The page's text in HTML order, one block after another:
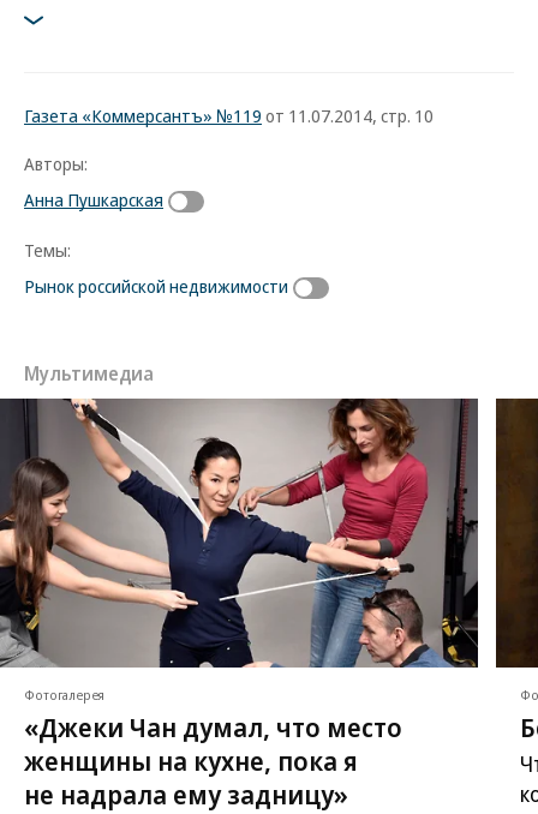
Газета «Коммерсантъ» №119 от 11.07.2014, стр. 10
Авторы:
Анна Пушкарская
Темы:
Рынок российской недвижимости
Мультимедиа
Фотогалерея
«Джеки Чан думал, что место
женщины на кухне, пока я
не надрала ему задницу»